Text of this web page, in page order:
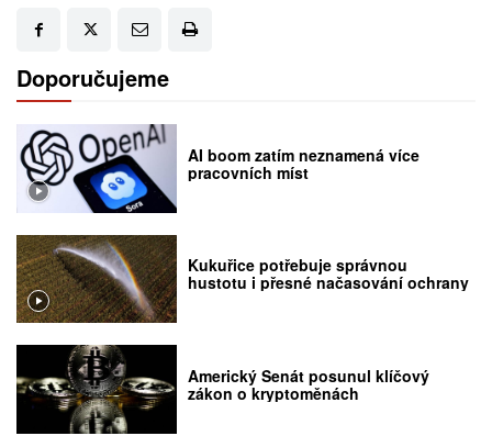
Doporučujeme
AI boom zatím neznamená více
pracovních míst
Kukuřice potřebuje správnou
hustotu i přesné načasování ochrany
Americký Senát posunul klíčový
zákon o kryptoměnách